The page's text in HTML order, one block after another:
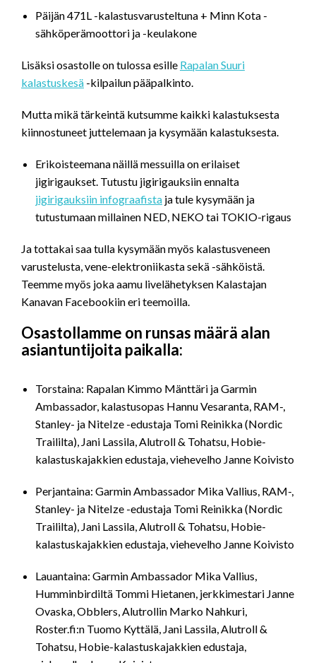
Päijän 471L -kalastusvarusteltuna + Minn Kota -
sähköperämoottori ja -keulakone
Lisäksi osastolle on tulossa esille Rapalan Suuri
kalastuskesä -kilpailun pääpalkinto.
Mutta mikä tärkeintä kutsumme kaikki kalastuksesta
kiinnostuneet juttelemaan ja kysymään kalastuksesta.
Erikoisteemana näillä messuilla on erilaiset
jigirigaukset. Tutustu jigirigauksiin ennalta
jigirigauksiin infograafista ja tule kysymään ja
tutustumaan millainen NED, NEKO tai TOKIO-rigaus
Ja tottakai saa tulla kysymään myös kalastusveneen
varustelusta, vene-elektroniikasta sekä -sähköistä.
Teemme myös joka aamu livelähetyksen Kalastajan
Kanavan Facebookiin eri teemoilla.
Osastollamme on runsas määrä alan
asiantuntijoita paikalla:
Torstaina: Rapalan Kimmo Mänttäri ja Garmin
Ambassador, kalastusopas Hannu Vesaranta, RAM-,
Stanley- ja NiteIze -edustaja Tomi Reinikka (Nordic
Traililta), Jani Lassila, Alutroll & Tohatsu, Hobie-
kalastuskajakkien edustaja, viehevelho Janne Koivisto
Perjantaina: Garmin Ambassador Mika Vallius, RAM-,
Stanley- ja NiteIze -edustaja Tomi Reinikka (Nordic
Traililta), Jani Lassila, Alutroll & Tohatsu, Hobie-
kalastuskajakkien edustaja, viehevelho Janne Koivisto
Lauantaina: Garmin Ambassador Mika Vallius,
Humminbirdiltä Tommi Hietanen, jerkkimestari Janne
Ovaska, Obblers, Alutrollin Marko Nahkuri,
Roster.fi:n Tuomo Kyttälä, Jani Lassila, Alutroll &
Tohatsu, Hobie-kalastuskajakkien edustaja,